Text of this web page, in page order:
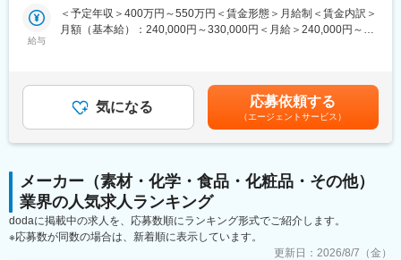
◇品質・価格・供給力を兼ね備えた高い総合力で、お客様は全国
に広がっています！
で安定した収益性・将来性・社会性があります。
◇木造建築分野では、設計から施工まで一貫対応できる数少ない
会社です。
（3）新しい価値を提案し業界を牽引
組みづくりに挑戦し続けてきました。
◇業界に先駆けバイオマス発電・木質ペレット製造を事業化し、
国産材普及の切り札として注目される新建材CLTでも業界を牽引
しています。
◇取り組みが注目され、年間2000人以上の方が当社に視察にいら
の部品）鋳造技術者として一緒に事業の中核を担っていただける
方を募集しております。
・数分間の冷却後、アルミが固化したことの確認、取り出し
・製品の外観を目視検査（寸法通り成型されているか確認）
※一連の鋳造技術を習得頂きます。アルミの注湯は機械が行うた
製造三課19名（鋳造3名：50~60代）
■入社後の流れ
まずは座学研修を経て、知識を習得いただき、その後先輩社員と
一緒にラインに立ち、少しずつ業務の習得を目指していただきま
給与
＜予定年収＞400万円～550万円＜賃金形態＞月給制＜賃金内訳＞
月額（基本給）：240,000円～330,000円＜月給＞240,000円～
月給(月額)は固定手当を含めた表記です。
気になる 応募依頼する
（エージェントサービス）
メーカー（素材・化学・食品・化粧品・その他）
業界の人気求人ランキング
dodaに掲載中の求人を、応募数順にランキング形式でご紹介します。
※応募数が同数の場合は、新着順に表示しています。
更新日： 2026/8/7（金）